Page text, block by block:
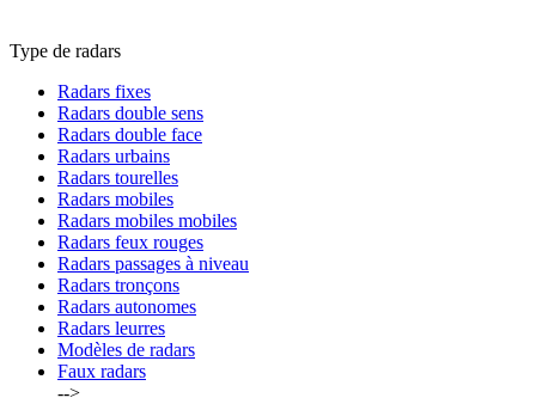
Type de radars
Radars fixes
Radars double sens
Radars double face
Radars urbains
Radars tourelles
Radars mobiles
Radars mobiles mobiles
Radars feux rouges
Radars passages à niveau
Radars tronçons
Radars autonomes
Radars leurres
Modèles de radars
Faux radars
-->